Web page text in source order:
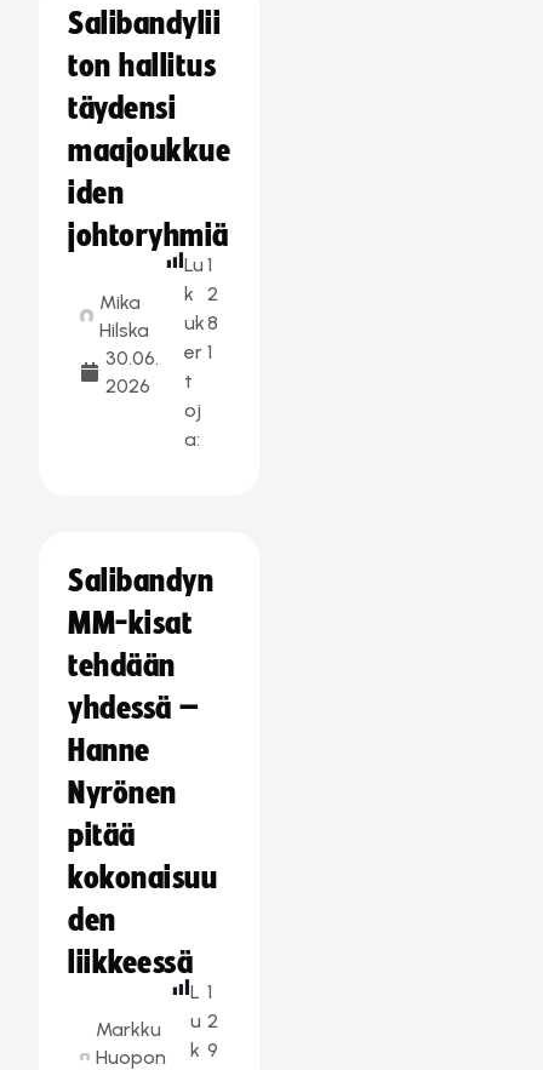
Salibandylii
ton hallitus
täydensi
maajoukkue
iden
johtoryhmiä
Mika
Hilska
30.06.
2026
Lu
k
uk
er
t
oj
a:
1
2
8
1
Salibandyn
MM-kisat
tehdään
yhdessä –
Hanne
Nyrönen
pitää
kokonaisuu
den
liikkeessä
Markku
Huopon
L
u
k
1
2
9